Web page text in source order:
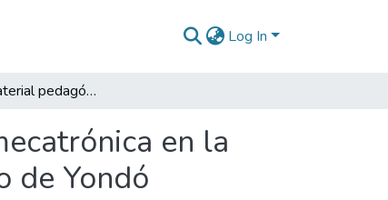
Log In
Diseño de material pedagógico sobre principios de mecatrónica en la Institución Educativa Luis Eduardo Díaz del municipio de Yondó
en la
de Yondó